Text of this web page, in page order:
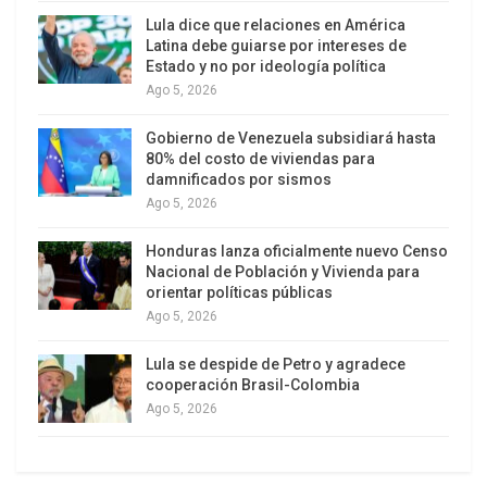
Ese día cientos de personalidades en San Juan y
otras cuatro ciudades de Puerto Rico se
encerraron simbólicamente en celdas diseñadas
diminutas dimensiones a la que ocupa Óscar.
Dijeron presente representantes de todas las
tendencias políticas, entre ellos connotados
viuda del líder Juan Mari Bras, el ex gobernador
Aníbal Acevedo Vilá, las alcaldesas de San Juan
Carmen Yulín y de Ponce María Meléndez así
Martínez el Residente de Calle 13, otros
relevantes artistas e intelectuales, conocidos
Lula dice que relaciones en América
Latina debe guiarse por intereses de
Estado y no por ideología política
Ago 5, 2026
Gobierno de Venezuela subsidiará hasta
80% del costo de viviendas para
damnificados por sismos
Ago 5, 2026
Honduras lanza oficialmente nuevo Censo
Nacional de Población y Vivienda para
orientar políticas públicas
Ago 5, 2026
Lula se despide de Petro y agradece
cooperación Brasil-Colombia
Ago 5, 2026